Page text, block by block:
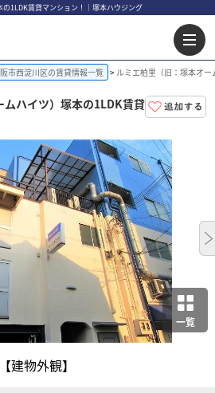
1LDK賃貸マンション！｜塚本ハウジング
市西淀川区の賃貸情報一覧 ルミエ柏里（旧：塚本オ
ハイツ） 塚本の1LDK賃貸
一覧
【建物外観】